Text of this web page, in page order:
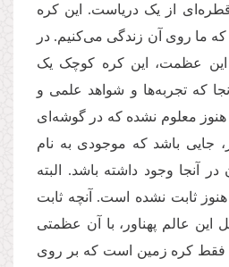
قطره‌ای از یک دریاست. این کره
ما روی آن زندگی می‌کنیم. در
این عظمت، این کره کوچک یک
آنجا که تجربه‌ها و شواهد علمی و
هنوز معلوم نشده که در گوشه‌ای
جایی باشد که موجودی به نام
در آنجا وجود داشته باشد. البته
ثابت نشده است. آنچه ثابت
عالم پهناور، با آن عظمتی
فقط کره زمین است که بر روی